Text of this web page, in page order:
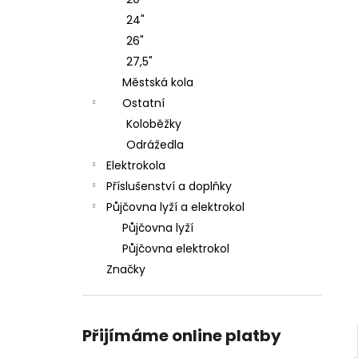
24"
26"
27,5"
Městská kola
Ostatní
Koloběžky
Odrážedla
Elektrokola
Příslušenství a doplňky
Půjčovna lyží a elektrokol
Půjčovna lyží
Půjčovna elektrokol
Značky
Přijímáme online platby
KOLO ROCK MACHINE CATHERINE CRB
20-29 GLOSS DARK BLUE/PINK/SILVER
38 990 Kč